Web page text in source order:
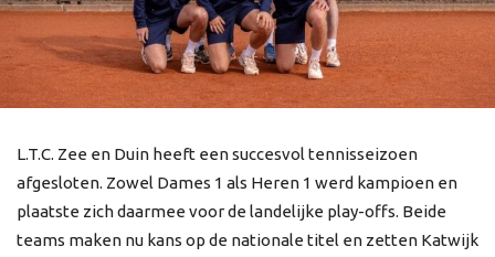
L.T.C. Zee en Duin heeft een succesvol tennisseizoen
afgesloten. Zowel Dames 1 als Heren 1 werd kampioen en
plaatste zich daarmee voor de landelijke play-offs. Beide
teams maken nu kans op de nationale titel en zetten Katwijk